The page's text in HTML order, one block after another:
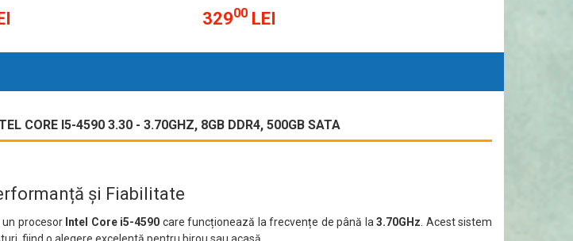
32900LEI
CORE I5-4590 3.30 - 3.70GHZ, 8GB DDR4, 500GB SATA
și Fiabilitate
procesor Intel Core i5-4590 care funcționează la frecvențe de până la 3.70GHz . Acest sistem